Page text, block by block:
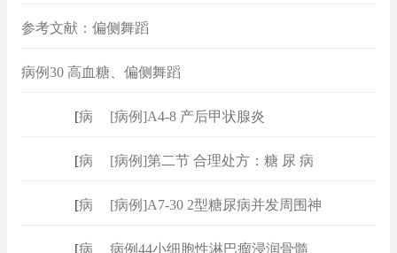
参考文献：偏侧舞蹈
病例30 高血糖、偏侧舞蹈
病例 [病例]A4-8 产后甲状腺炎
病例 [病例]第二节 合理处方：糖 尿 病
病例 [病例]A7-30 2型糖尿病并发周围神
病例 病例44小细胞性淋巴瘤浸润骨髓